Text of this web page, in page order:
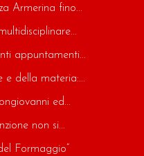
Armerina fino...
appuntamenti...
e della materia:...
ed...
non si...
Formaggio”